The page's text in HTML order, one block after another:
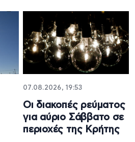
07.08.2026, 19:53
Οι διακοπές ρεύματος
για αύριο Σάββατο σε
περιοχές της Κρήτης